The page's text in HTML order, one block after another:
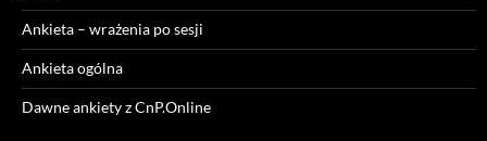
Ankieta – wrażenia po sesji
Ankieta ogólna
Dawne ankiety z CnP.Online